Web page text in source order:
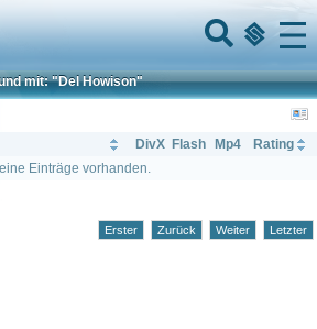
Menu
mit: "Del Howison"
DivX Flash Mp4
Rating
Einträge vorhanden.
Erster Zurück Weiter Letzter